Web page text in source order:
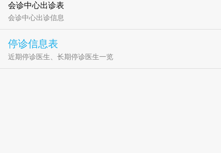
会诊中心出诊表
会诊中心出诊信息
停诊信息表
近期停诊医生、长期停诊医生一览